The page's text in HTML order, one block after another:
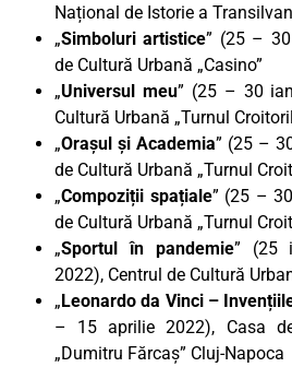
Național de Istorie a
„Simboluri artistice” (25 –
de Cultură Urbană „Casino”
„Universul meu” (25 – 30
Cultură Urbană „Turnul
„Orașul și Academia” (25 –
de Cultură Urbană „Turnul
„Compoziții spațiale” (25 –
de Cultură Urbană „Turnul
„Sportul în pandemie” (25
2022), Centrul de Cultură
„Leonardo da Vinci –
– 15 aprilie 2022), Casa
„Dumitru Fărcaș” Cluj-Napoca